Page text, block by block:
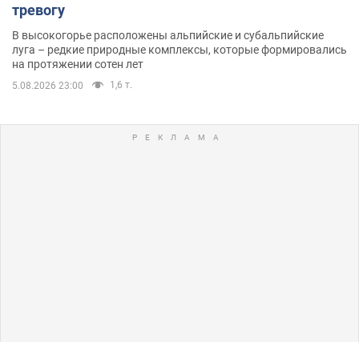
тревогу
В высокогорье расположены альпийские и субальпийские
луга – редкие природные комплексы, которые формировались
на протяжении сотен лет
5.08.2026 23:00 1,6 т.